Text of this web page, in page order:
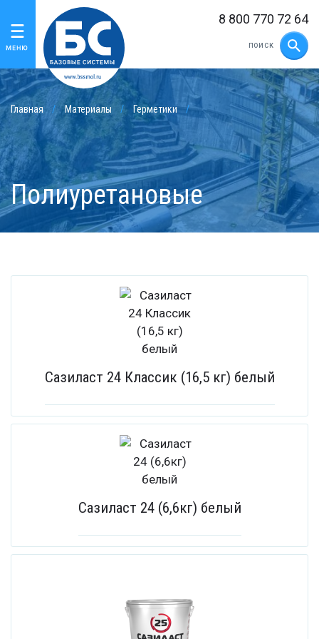
8 800 770 72 64
Главная Материалы Герметики
Полиуретановые
Сазиласт 24 Классик (16,5 кг) белый
Сазиласт 24 (6,6кг) белый